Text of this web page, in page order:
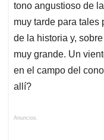
tono angustioso de
muy tarde para tales
de la historia y,
muy grande. Un
en el campo del
allí?
Anuncios.